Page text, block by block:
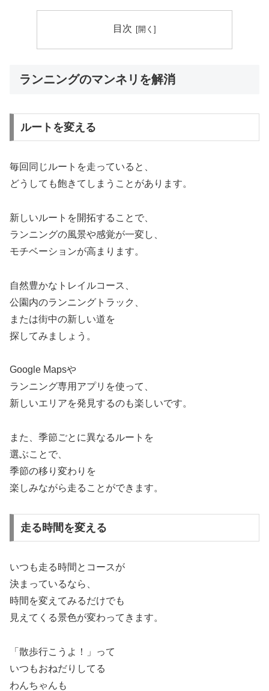
目次
ランニングのマンネリを解消
ルートを変える
毎回同じルートを走っていると、
どうしても飽きてしまうことがあります。
新しいルートを開拓することで、
ランニングの風景や感覚が一変し、
モチベーションが高まります。
自然豊かなトレイルコース、
公園内のランニングトラック、
または街中の新しい道を
探してみましょう。
Google Mapsや
ランニング専用アプリを使って、
新しいエリアを発見するのも楽しいです。
また、季節ごとに異なるルートを
選ぶことで、
季節の移り変わりを
楽しみながら走ることができます。
走る時間を変える
いつも走る時間とコースが
決まっているなら、
時間を変えてみるだけでも
見えてくる景色が変わってきます。
「散歩行こうよ！」って
いつもおねだりしてる
わんちゃんも